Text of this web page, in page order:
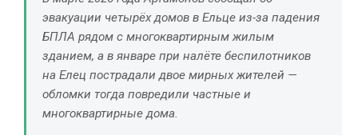
эвакуации четырёх домов в Ельце из-за падения
БПЛА рядом с многоквартирным жилым
зданием, а в январе при налёте беспилотников
на Елец пострадали двое мирных жителей —
обломки тогда повредили частные и
многоквартирные дома.